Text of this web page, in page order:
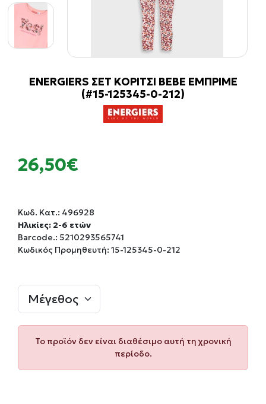
ENERGIERS ΣΕΤ ΚΟΡΙΤΣΙ BEBE ΕΜΠΡΙΜΕ
(#15-125345-0-212)
26,50€
Κωδ. Κατ.: 496928
Ηλικίες: 2-6 ετών
Barcode.: 5210293565741
Κωδικός Προμηθευτή: 15-125345-0-212
Το προϊόν δεν είναι διαθέσιμο αυτή τη χρονική
περίοδο.